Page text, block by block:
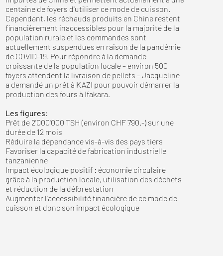
centaine de foyers d'utiliser ce mode de cuisson.
Cependant, les réchauds produits en Chine restent
financièrement inaccessibles pour la majorité de la
population rurale et les commandes sont
actuellement suspendues en raison de la pandémie
de COVID-19. Pour répondre à la demande
croissante de la population locale – environ 500
foyers attendent la livraison de pellets – Jacqueline
a demandé un prêt à KAZI pour pouvoir démarrer la
production des fours à Ifakara.
Les figures:
Prêt de 2'000'000 TSH (environ CHF 790.-) sur une
durée de 12 mois
Réduire la dépendance vis-à-vis des pays tiers
Favoriser la capacité de fabrication industrielle
tanzanienne
Impact écologique positif : économie circulaire
grâce à la production locale, utilisation des déchets
et réduction de la déforestation
Augmenter l'accessibilité financière de ce mode de
cuisson et donc son impact écologique